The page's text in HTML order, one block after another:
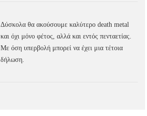
Δύσκολα θα ακούσουμε καλύτερο death metal
και όχι μόνο φέτος, αλλά και εντός πενταετίας.
Με όση υπερβολή μπορεί να έχει μια τέτοια
δήλωση.